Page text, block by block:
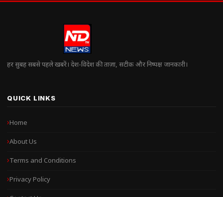
हर सुबह सबसे पहले खबरें। देश-विदेश की ताज़ा, सटीक और निष्पक्ष जानकारी।
QUICK LINKS
Home
About Us
Terms and Conditions
Privacy Policy